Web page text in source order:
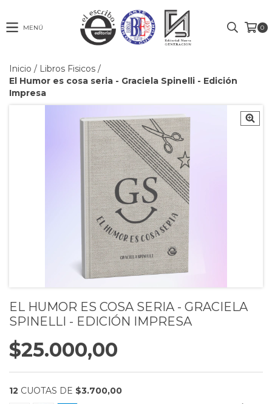
MENÚ 0
Inicio / Libros Fisicos /
El Humor es cosa seria - Graciela Spinelli - Edición
Impresa
EL HUMOR ES COSA SERIA - GRACIELA
SPINELLI - EDICIÓN IMPRESA
$25.000,00
12 CUOTAS DE $3.700,00